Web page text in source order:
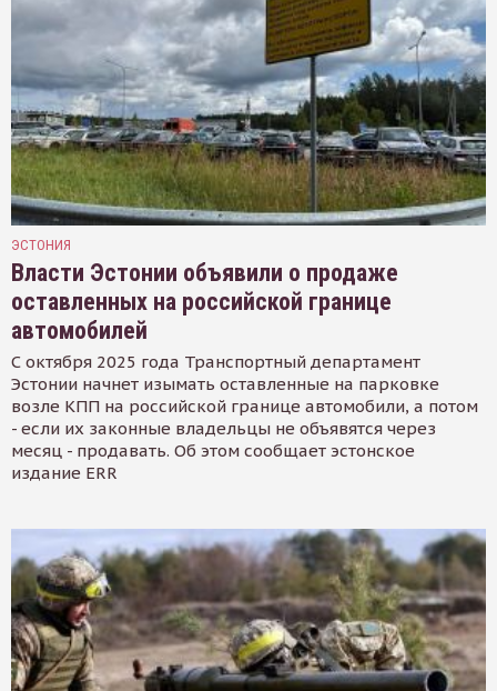
ЭСТОНИЯ
Власти Эстонии объявили о продаже
оставленных на российской границе
автомобилей
С октября 2025 года Транспортный департамент
Эстонии начнет изымать оставленные на парковке
возле КПП на российской границе автомобили, а потом
- если их законные владельцы не объявятся через
месяц - продавать. Об этом сообщает эстонское
издание ERR